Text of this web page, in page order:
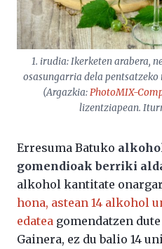
1. irudia: Ikerketen arabera,
osasungarria dela
(Argazkia:PhotoMIX-
lizentziapean.
Erresuma Batuko
gomendioak berriki
alkohol kantitate
hona, astean 14 alkohol
edatea gomendatzen
Gainera, ez du balio 14